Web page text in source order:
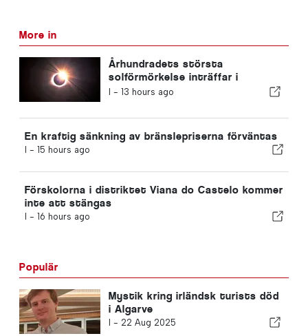
More in
Århundradets största
solförmörkelse inträffar i
Portugal
I - 13 hours ago
En kraftig sänkning av bränslepriserna förväntas
I - 15 hours ago
Förskolorna i distriktet Viana do Castelo kommer
inte att stängas
I - 16 hours ago
Populär
Mystik kring irländsk turists död
i Algarve
I - 22 Aug 2025